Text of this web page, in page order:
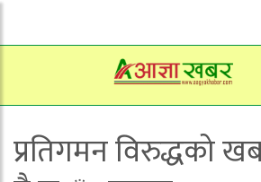
प्रतिगमन विरुद्धको